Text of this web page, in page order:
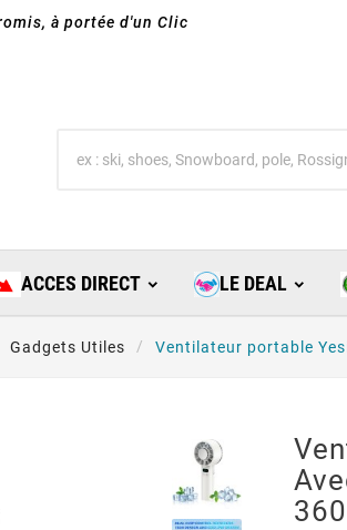
à portée d'un Clic
ACCES DIRECT LE DEAL
Gadgets Utiles Ventilateur portable